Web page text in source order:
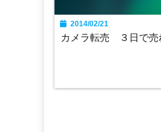
2014/02/21
カメラ転売 ３日で売